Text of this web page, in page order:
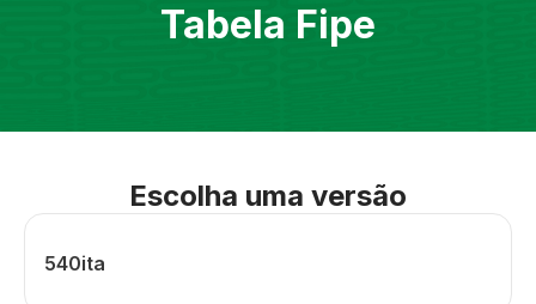
Tabela Fipe
Escolha uma versão
540ita